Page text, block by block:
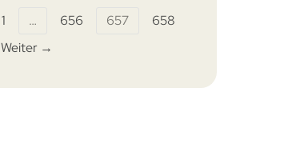
1 … 656 657
658
Weiter →